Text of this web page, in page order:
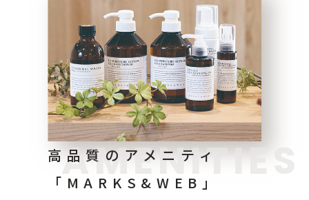
AMENITIES
高品質のアメニティ
「MARKS&WEB」